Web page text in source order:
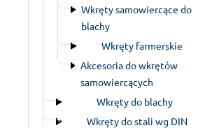
Wkręty samowiercące do
blachy
Wkręty farmerskie
Akcesoria do wkrętów
samowiercących
Wkręty do blachy
Wkręty do stali wg DIN